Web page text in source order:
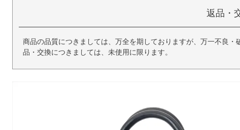
返品・
商品の品質につきましては、万全を期しておりますが、万一不良
品・交換につきましては、未使用に限ります。